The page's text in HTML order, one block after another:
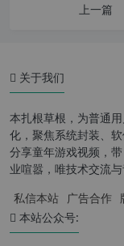
上一篇
关于我们
本扎根草根，为普通
化，聚焦系统封装、
分享童年游戏视频，
业喧嚣，唯技术交流
私信本站 广告合作
本站公众号: